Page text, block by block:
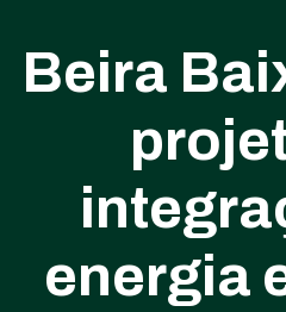
Beira
energia